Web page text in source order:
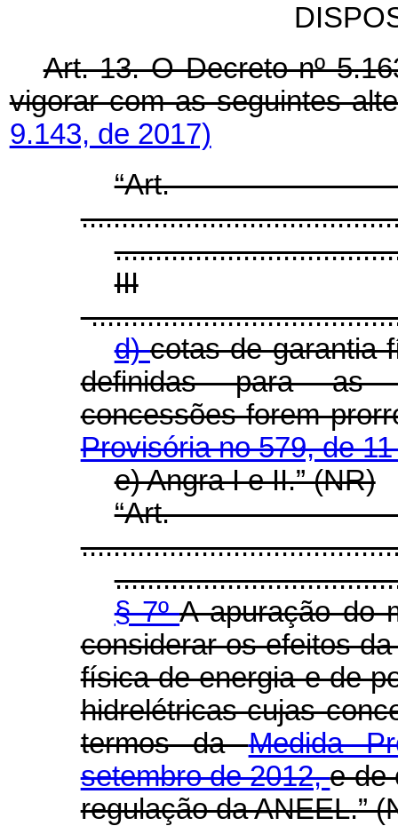
Art. 13. O Decreto nº
vigorar com as seguintes
9.143, de 2017)
III
-
d)cotas de garantia
definidas para as
concessões forem
Provisória no 579, de
e) Angra I e II.” (NR)
§ 7ºA apuração do
considerar os efeitos
física de energia e de
hidrelétricas cujas
termos daMedida
setembro de 2012,e de
regulação da ANEEL.”